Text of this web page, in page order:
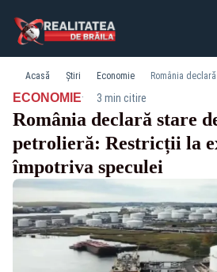
Acasă Știri Economie
ECONOMIE· 3 min citire
România declară stare
petrolieră: Restricții la
împotriva speculei